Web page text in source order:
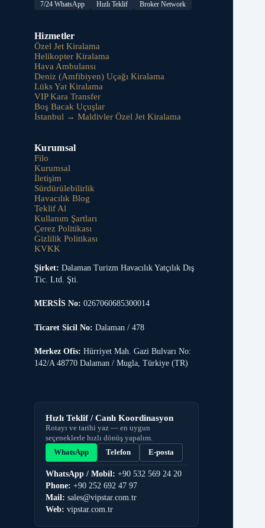
7/24 WhatsApp Hızlı Teklif Broker Network
Hizmetler
Özel Jet Kiralama
Helikopter Kiralama
Hava Ambulansı
Deniz (Amfibiyen) Uçağı Kiralama
Lüks Yat Kiralama
VIP Kara Transfer
Boş Bacak Uçuşlar
İstanbul → Maldivler Özel Jet Kiralama
Kurumsal
Filo
Kurumsal
İletişim
Sürdürülebilirlik
Havacılık Blog
Teklif Al
Kullanım Şartları
Çerez Politikası
Gizlilik Politikası
KVKK
Şirket: Dalaman Turizm Havacılık Yatçılık Dış
Tic. Ltd. Şti.
MERSİS No: 0267060685300014
Ticaret Sicil No: Dalaman / 478
Merkez Ofis: Hürriyet Mah. Gazi Bulvarı No:
142/A 48770 Dalaman / Mugla, Türkiye (TR)
Hızlı Teklif / Canlı Koordinasyon
Rotayı ve tarihi yaz — en uygun
seçeneklerle hızlı dönüş yapalım.
WhatsApp
Telefon E-posta
WhatsApp / Mobil: +90 532 569 24 20
Phone: +90 252 692 47 97
Mail: sales@vipstar.com.tr
Web: vipstar.com.tr